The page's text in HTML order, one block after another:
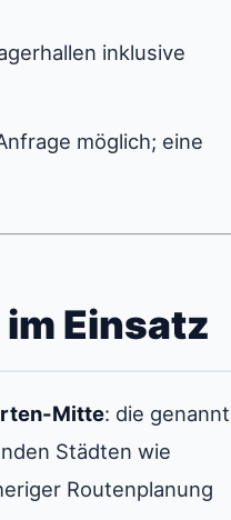
inklusive
möglich; eine
Einsatz
Mitte: die
Städten wie
Routenplanung